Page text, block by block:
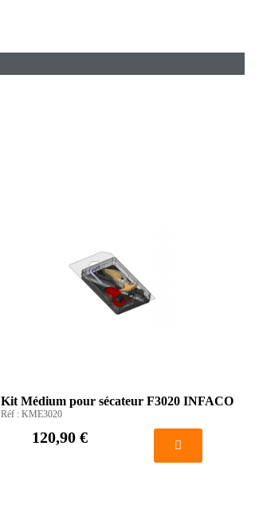
Kit Médium pour sécateur F3020 INFACO
Réf :KME3020
120,90 €